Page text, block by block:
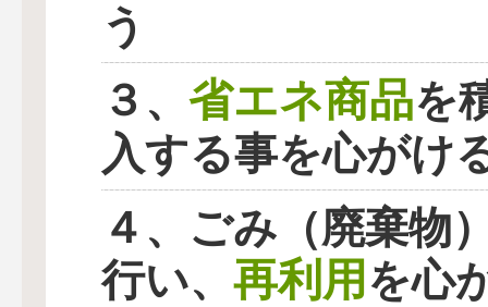
う
３、 省エネ商品を
入する事を心がけ
４、ごみ（廃棄物
行い、 再利用を心